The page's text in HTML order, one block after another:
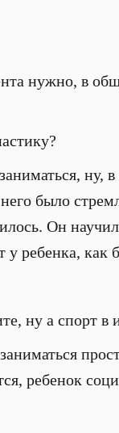
нужно, в
ну, в
было
Он
у ребенка, как
ну а спорт в
ребенок